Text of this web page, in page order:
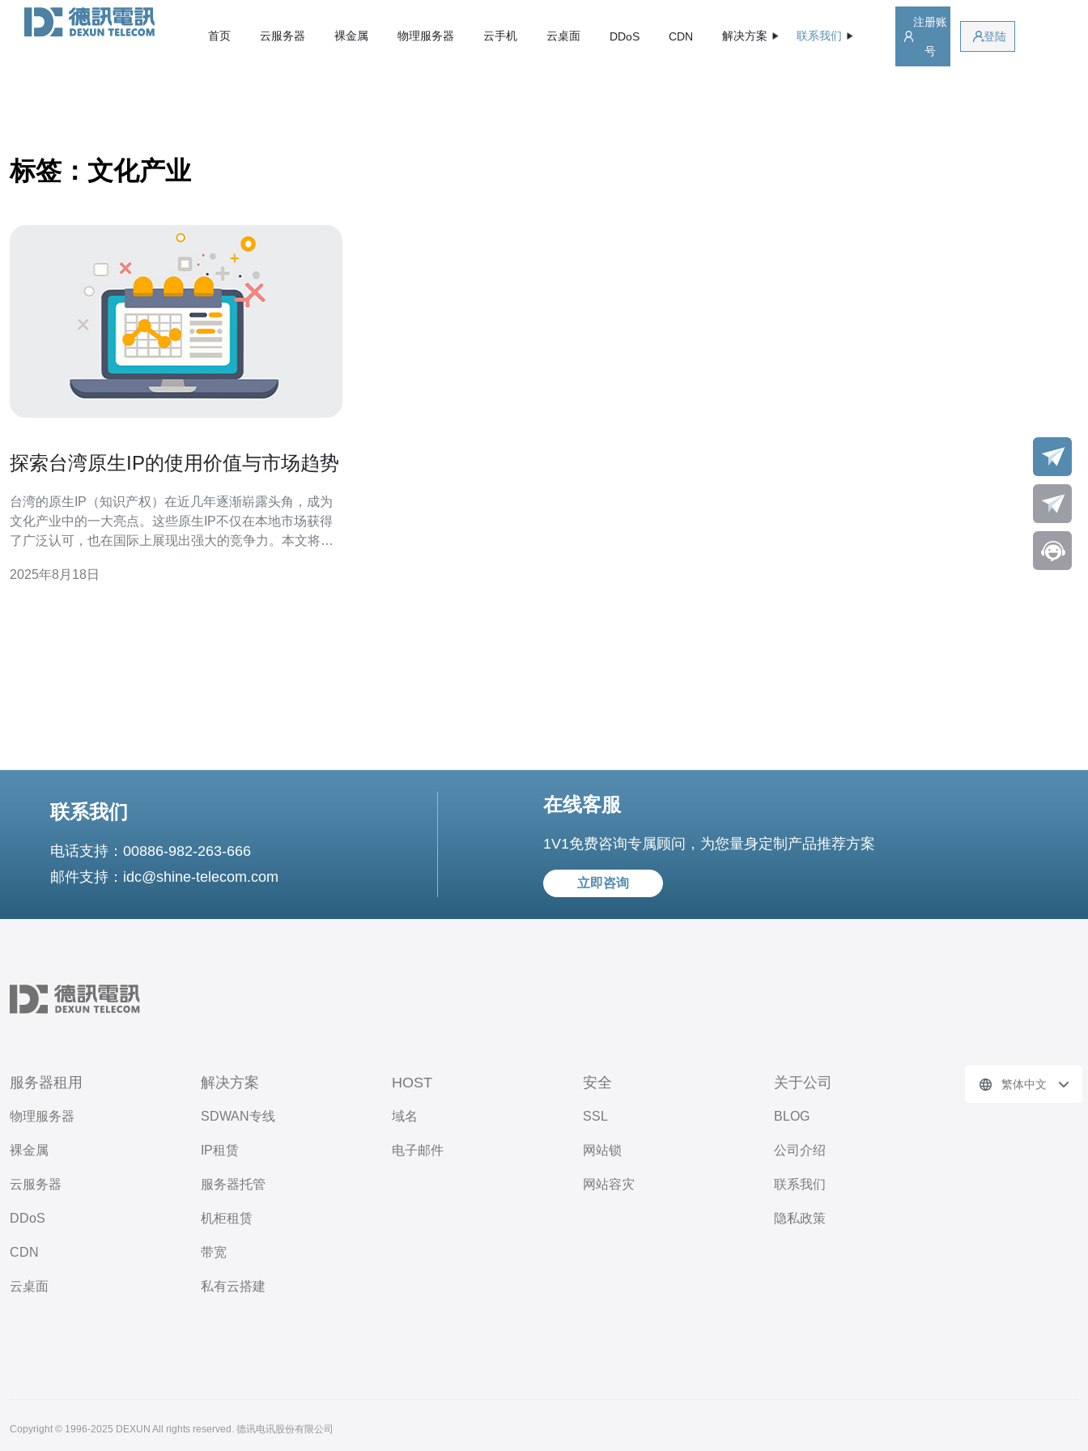
首页 云服务器 裸金属 物理服务器 云手机 云桌面 DDoS CDN 解决方案 联系我们
注册账
号
登陆
标签：文化产业
探索台湾原生IP的使用价值与市场趋势
台湾的原生IP（知识产权）在近几年逐渐崭露头角，成为
文化产业中的一大亮点。这些原生IP不仅在本地市场获得
了广泛认可，也在国际上展现出强大的竞争力。本文将探
重要角色。 台湾原生IP的使用价值是什么？ 原生IP的使用
2025年8月18日
联系我们
电话支持：00886-982-263-666
邮件支持：idc@shine-telecom.com
在线客服
1V1免费咨询专属顾问，为您量身定制产品推荐方案
立即咨询
服务器租用
物理服务器
裸金属
云服务器
DDoS
CDN
云桌面
解决方案
SDWAN专线
IP租赁
服务器托管
机柜租赁
带宽
私有云搭建
HOST
域名
电子邮件
安全
SSL
网站锁
网站容灾
关于公司
BLOG
公司介绍
联系我们
隐私政策
繁体中文
Copyright © 1996-2025 DEXUN All rights reserved. 德讯电讯股份有限公司